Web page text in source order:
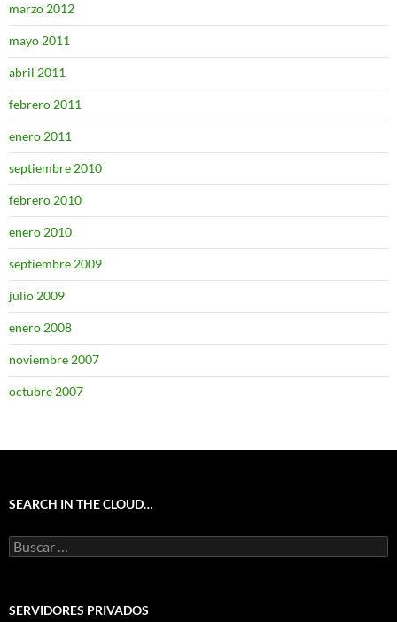
marzo 2012
mayo 2011
abril 2011
febrero 2011
enero 2011
septiembre 2010
febrero 2010
enero 2010
septiembre 2009
julio 2009
enero 2008
noviembre 2007
octubre 2007
SEARCH IN THE CLOUD…
Buscar:
SERVIDORES PRIVADOS